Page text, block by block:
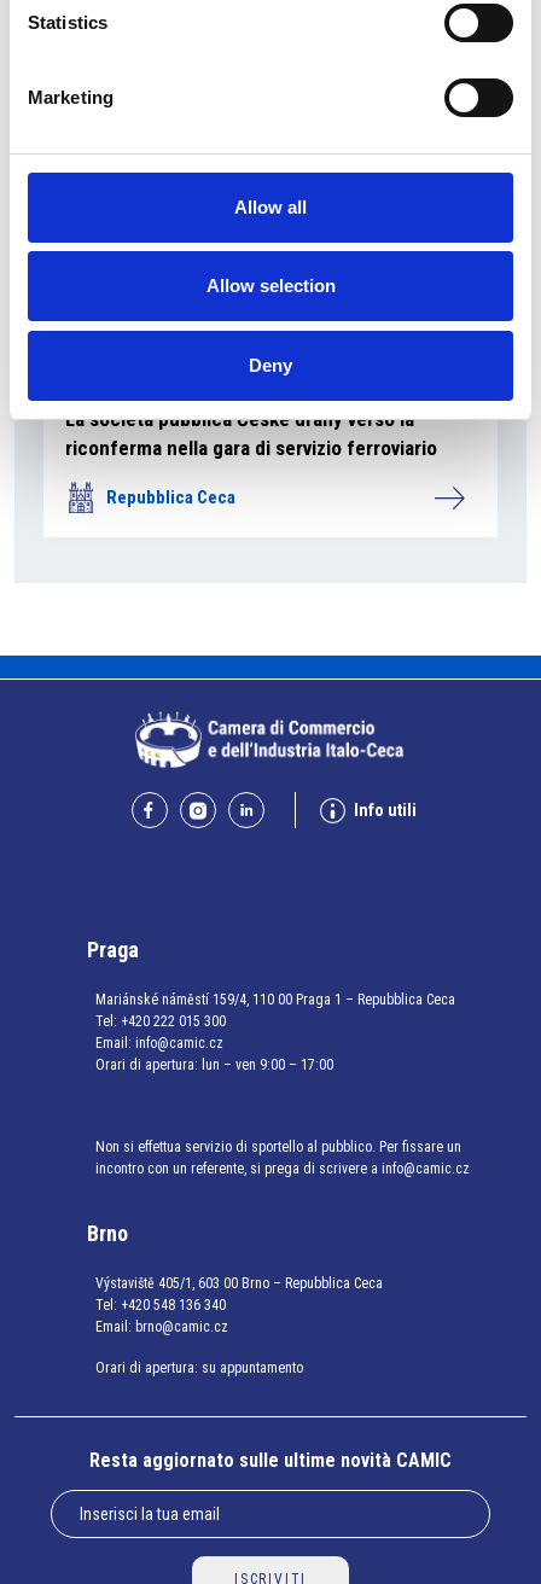
Statistics
Marketing
Allow all
Allow selection
Deny
La società pubblica České dráhy verso la
riconferma nella gara di servizio ferroviario
Repubblica Ceca
Info utili
Praga
Mariánské náměstí 159/4, 110 00 Praga 1 – Repubblica Ceca
Tel: +420 222 015 300
Email: info@camic.cz
Orari di apertura: lun – ven 9:00 – 17:00
Non si effettua servizio di sportello al pubblico. Per fissare un
incontro con un referente, si prega di scrivere a info@camic.cz
Brno
Výstaviště 405/1, 603 00 Brno – Repubblica Ceca
Tel: +420 548 136 340
Email: brno@camic.cz
Orari di apertura: su appuntamento
Resta aggiornato sulle ultime novità CAMIC
ISCRIVITI